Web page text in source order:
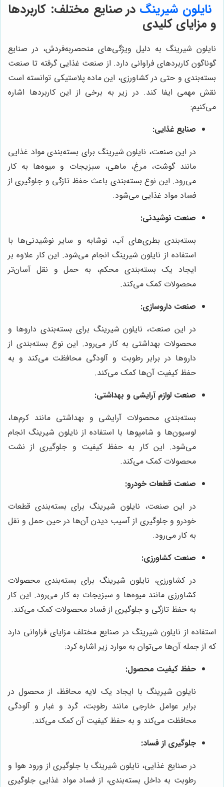
نایلون شیرینگدر صنایع مختلف: کاربردها
و مزایای کلیدی
نایلون شیرینگ به دلیل ویژگی‌های منحصربه‌فردش، در صنایع
گوناگون کاربردهای فراوانی دارد. از صنعت غذایی گرفته تا صنعت
بسته‌بندی و حتی در کشاورزی، این ماده پلاستیکی توانسته است
نقش مهمی ایفا کند. در زیر به برخی از این کاربردها اشاره
می‌کنیم:
صنایع غذایی:
در این صنعت، نایلون شیرینگ برای بسته‌بندی مواد غذایی
مانند گوشت، مرغ، ماهی، سبزیجات و میوه‌ها به کار
می‌رود. این نوع بسته‌بندی باعث حفظ تازگی و جلوگیری از
فساد مواد غذایی می‌شود.
صنعت نوشیدنی:
بسته‌بندی بطری‌های آب، نوشابه و سایر نوشیدنی‌ها با
استفاده از نایلون شیرینگ انجام می‌شود. این کار علاوه بر
ایجاد یک بسته‌بندی محکم، به حمل و نقل آسان‌تر
محصولات کمک می‌کند.
صنعت داروسازی:
در این صنعت، نایلون شیرینگ برای بسته‌بندی داروها و
محصولات بهداشتی به کار می‌رود. این نوع بسته‌بندی از
داروها در برابر رطوبت و آلودگی محافظت می‌کند و به
حفظ کیفیت آن‌ها کمک می‌کند.
صنعت لوازم آرایشی و بهداشتی:
بسته‌بندی محصولات آرایشی و بهداشتی مانند کرم‌ها،
لوسیون‌ها و شامپوها با استفاده از نایلون شیرینگ انجام
می‌شود. این کار به حفظ کیفیت و جلوگیری از نشت
محصولات کمک می‌کند.
صنعت قطعات خودرو:
در این صنعت، نایلون شیرینگ برای بسته‌بندی قطعات
خودرو و جلوگیری از آسیب دیدن آن‌ها در حین حمل و نقل
به کار می‌رود.
صنعت کشاورزی:
در کشاورزی، نایلون شیرینگ برای بسته‌بندی محصولات
کشاورزی مانند میوه‌ها و سبزیجات به کار می‌رود. این کار
به حفظ تازگی و جلوگیری از فساد محصولات کمک می‌کند.
استفاده از نایلون شیرینگ در صنایع مختلف مزایای فراوانی دارد
که از جمله آن‌ها می‌توان به موارد زیر اشاره کرد:
حفظ کیفیت محصول:
نایلون شیرینگ با ایجاد یک لایه محافظ، از محصول در
برابر عوامل خارجی مانند رطوبت، گرد و غبار و آلودگی
محافظت می‌کند و به حفظ کیفیت آن کمک می‌کند.
جلوگیری از فساد:
در صنایع غذایی، نایلون شیرینگ با جلوگیری از ورود هوا و
رطوبت به داخل بسته‌بندی، از فساد مواد غذایی جلوگیری